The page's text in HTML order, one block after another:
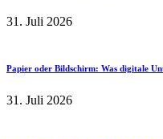
31. Juli 2026
Papier oder Bildschirm: Was digitale
31. Juli 2026